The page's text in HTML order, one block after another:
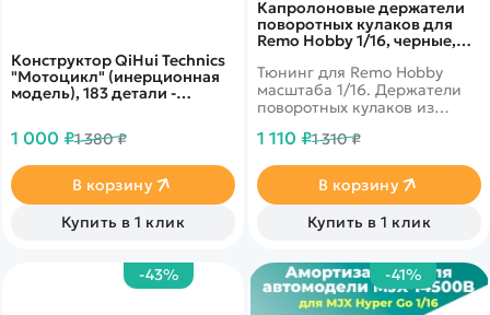
Конструктор QiHui Technics
"Мотоцикл" (инерционная
модель), 183 детали -
1 000 ₽1 380 ₽
В корзину
Купить в 1 клик
Капролоновые держатели
поворотных кулаков для
Remo Hobby 1/16, черные,
для моделей RH1631/RH1635
монстров, трагги, багги и
шорт корсов
Тюнинг для Remo Hobby
масштаба 1/16. Держатели
поворотных кулаков из
2506-R красного цвета в
предназначены для
установки вместо штатных
пластиковых держателей
P2506 или RP2506 и
всех моделей Remo Hobby
1/16.
1 110 ₽1 310 ₽
В корзину
Купить в 1 клик
-43% -41%